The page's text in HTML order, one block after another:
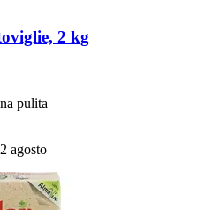
2 kg
pulita
agosto